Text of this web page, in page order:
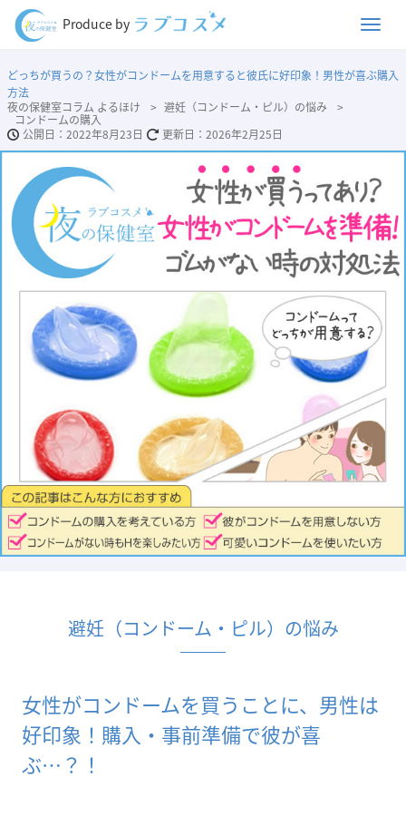
Produce by
どっちが買うの？女性がコンドームを用意すると彼氏に好印象！男性が喜ぶ購入
方法
夜の保健室コラム よるほけ
避妊（コンドーム・ピル）の悩み
コンドームの購入
2022年8月23日
2026年2月25日
避妊（コンドーム・ピル）の悩み
女性がコンドームを買うことに、男性は
好印象！購入・事前準備で彼が喜
ぶ…？！